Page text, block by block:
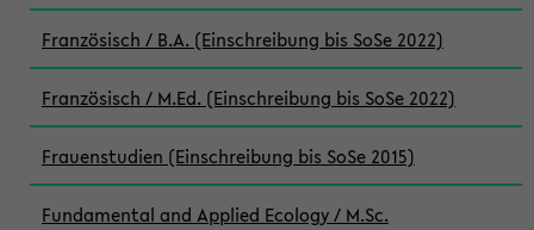
Französisch / B.A. (Einschreibung bis SoSe 2022)
Französisch / M.Ed. (Einschreibung bis SoSe 2022)
Frauenstudien (Einschreibung bis SoSe 2015)
Fundamental and Applied Ecology / M.Sc.